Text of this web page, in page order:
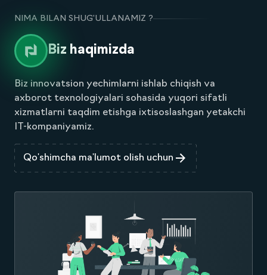
NIMA BILAN SHUG'ULLANAMIZ ?
Biz haqimizda
Biz innovatsion yechimlarni ishlab chiqish va
axborot texnologiyalari sohasida yuqori sifatli
IT-kompaniyamiz.
Qo'shimcha ma'lumot olish uchun